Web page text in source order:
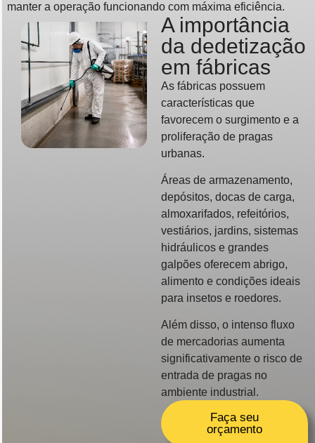
manter a operação funcionando com máxima eficiência.
A importância
da dedetização
em fábricas
As fábricas possuem
características que
favorecem o surgimento e a
proliferação de pragas
urbanas.
Áreas de armazenamento,
depósitos, docas de carga,
almoxarifados, refeitórios,
vestiários, jardins, sistemas
hidráulicos e grandes
galpões oferecem abrigo,
alimento e condições ideais
para insetos e roedores.
Além disso, o intenso fluxo
de mercadorias aumenta
significativamente o risco de
entrada de pragas no
ambiente industrial.
Faça seu
orçamento